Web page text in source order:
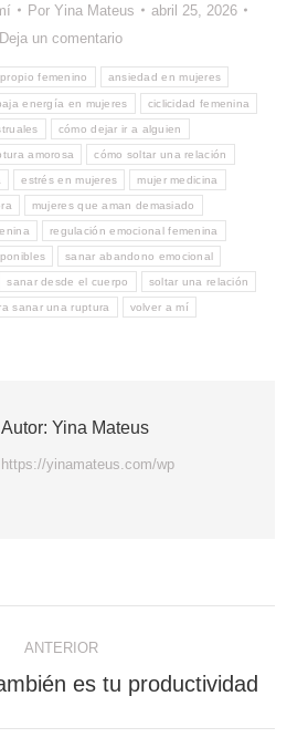
Por Yina Mateus
abril 25, 2026
Deja un comentario
femenino ansiedad en mujeres
energía en mujeres ciclicidad femenina
cómo dejar ir a alguien
amorosa cómo soltar una relación
estrés en mujeres mujer medicina
mujeres que aman demasiado
regulación emocional femenina
sanar abandono emocional
sanar desde el cuerpo soltar una relación
sanar una ruptura volver a mí
Autor: Yina Mateus
https://yinamateus.com/wp
ANTERIOR
Publicación
es tu productividad